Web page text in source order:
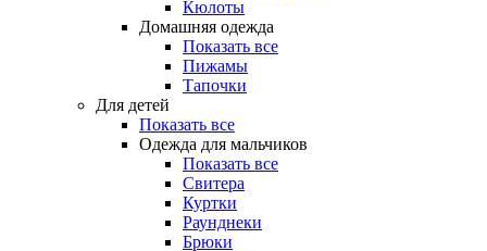
Кюлоты
Домашняя одежда
Показать все
Пижамы
Тапочки
Для детей
Показать все
Одежда для мальчиков
Показать все
Свитера
Куртки
Раунднеки
Брюки